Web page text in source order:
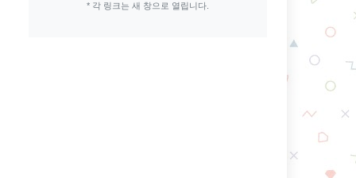
* 각 링크는 새 창으로 열립니다.